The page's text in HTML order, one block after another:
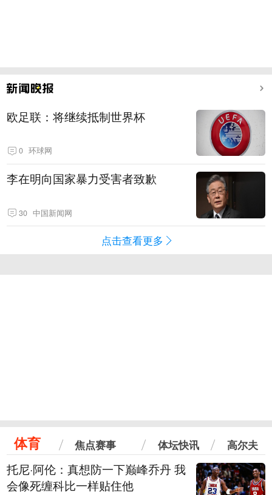
欧足联：将继续抵制世界杯
0 环球网
李在明向国家暴力受害者致歉
30 中国新闻网
点击查看更多
体育 焦点赛事 体坛快讯 高尔夫
托尼·阿伦：真想防一下巅峰乔丹 我
会像死缠科比一样贴住他